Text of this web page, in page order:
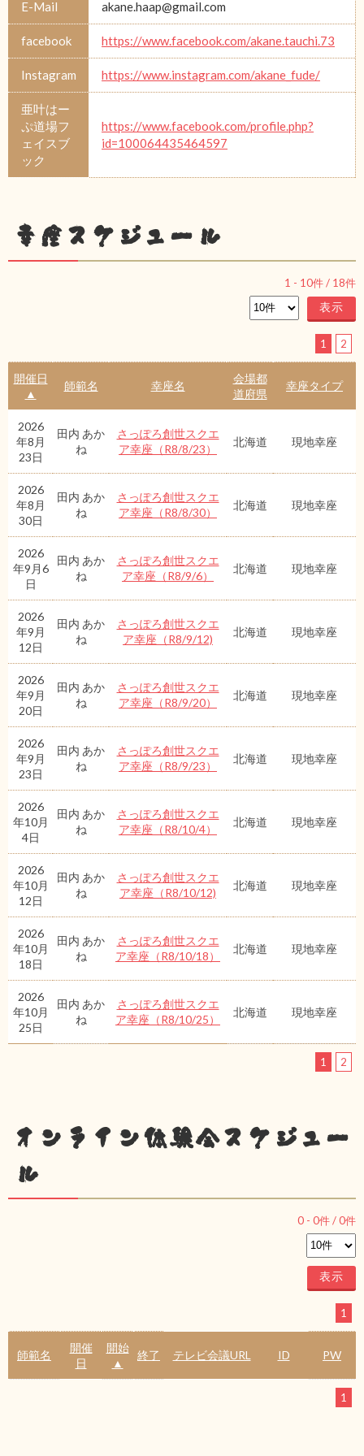
E-Mail akane.haap@gmail.com
facebook https://www.facebook.com/akane.tauchi.73
Instagram https://www.instagram.com/akane_fude/
亜叶はー
ぷ道場フ
ェイスブ
ック
https://www.facebook.com/profile.php?
id=100064435464597
幸座スケジュール
1 - 10件 / 18件
1 2
開催日
▲
師範名 幸座名
会場都
道府県
幸座タイプ
2026
年8月
23日
田内 あか
ね
さっぽろ創世スクエ
ア幸座（R8/8/23）
北海道 現地幸座
2026
年8月
30日
田内 あか
ね
さっぽろ創世スクエ
ア幸座（R8/8/30）
北海道 現地幸座
2026
年9月6
日
田内 あか
ね
さっぽろ創世スクエ
ア幸座（R8/9/6）
北海道 現地幸座
2026
年9月
12日
田内 あか
ね
さっぽろ創世スクエ
ア幸座（R8/9/12)
北海道 現地幸座
2026
年9月
20日
田内 あか
ね
さっぽろ創世スクエ
ア幸座（R8/9/20）
北海道 現地幸座
2026
年9月
23日
田内 あか
ね
さっぽろ創世スクエ
ア幸座（R8/9/23）
北海道 現地幸座
2026
年10月
4日
田内 あか
ね
さっぽろ創世スクエ
ア幸座（R8/10/4）
北海道 現地幸座
2026
年10月
12日
田内 あか
ね
さっぽろ創世スクエ
ア幸座（R8/10/12)
北海道 現地幸座
2026
年10月
18日
田内 あか
ね
さっぽろ創世スクエ
ア幸座（R8/10/18）
北海道 現地幸座
2026
年10月
25日
田内 あか
ね
さっぽろ創世スクエ
ア幸座（R8/10/25）
北海道 現地幸座
1 2
オンライン体験会スケジュー
ル
0 - 0件 /0件
1
師範名
開催
日
開始
▲
終了 テレビ会議URL ID PW
1